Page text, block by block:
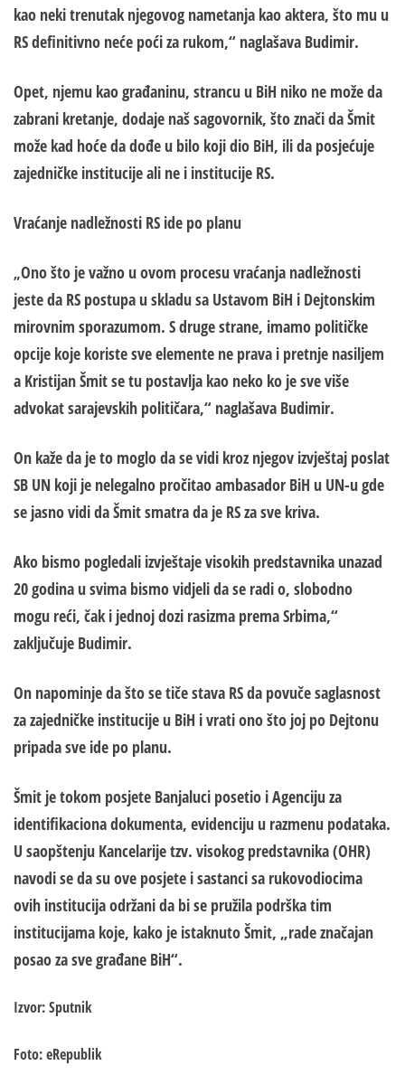
kao neki trenutak njegovog nametanja kao aktera, što mu u
RS definitivno neće poći za rukom,“ naglašava Budimir.
Opet, njemu kao građaninu, strancu u BiH niko ne može da
zabrani kretanje, dodaje naš sagovornik, što znači da Šmit
može kad hoće da dođe u bilo kojidio BiH, ili da posjećuje
zajedničke institucije ali ne i institucije RS.
Vraćanje nadležnosti RS ide po planu
„Ono što je važno u ovom procesu vraćanja nadležnosti
jeste da RS postupa u skladu sa Ustavom BiH i Dejtonskim
mirovnim sporazumom. S druge strane, imamo političke
opcije koje koriste sve elemente ne prava i pretnje nasiljem
a Kristijan Šmitse tu postavlja kao neko ko je sve više
advokat sarajevskih političara,“ naglašava Budimir.
On kaže da je to moglo da se vidi kroz njegov izvještaj poslat
SB UN koji je nelegalno pročitao ambasador BiH u UN-u gde
se jasno vidi da Šmit smatra da je RS za sve kriva.
Ako bismo pogledali izvještajevisokih predstavnika unazad
20 godina u svima bismo vidjeli da se radi o, slobodno
mogu reći, čak i jednoj dozi rasizma prema Srbima,“
zaključuje Budimir.
On napominje da što se tiče stava RS da povuče saglasnost
za zajedničke institucije u BiH i vrati ono što joj po Dejtonu
pripada sve ide po planu.
Šmit je tokom posjete Banjaluci posetio i Agenciju za
identifikaciona dokumenta, evidenciju u razmenu podataka.
U saopštenju Kancelarije tzv. visokog predstavnika (OHR)
navodi se da su ove posjete i sastanci sa rukovodiocima
ovih institucija održani da bi se pružila podrška tim
institucijama koje, kako je istaknuto Šmit, „rade značajan
posao za sve građane BiH“.
Izvor: Sputnik
Foto: eRepublik